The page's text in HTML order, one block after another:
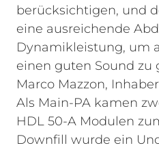
berücksichtigen, und
eine ausreichende
Dynamikleistung, um
einen guten Sound zu
Marco Mazzon,
Als Main-PA kamen
HDL 50-A Modulen
Downfill wurde ein